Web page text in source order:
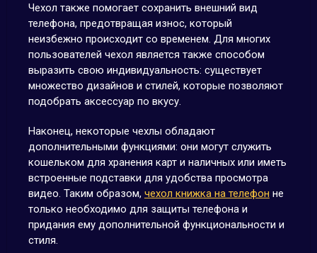
Чехол также помогает сохранить внешний вид
телефона, предотвращая износ, который
неизбежно происходит со временем. Для многих
пользователей чехол является также способом
выразить свою индивидуальность: существует
множество дизайнов и стилей, которые позволяют
подобрать аксессуар по вкусу.
Наконец, некоторые чехлы обладают
дополнительными функциями: они могут служить
кошельком для хранения карт и наличных или иметь
встроенные подставки для удобства просмотра
видео. Таким образом, чехол книжка на телефон не
только необходимо для защиты телефона и
придания ему дополнительной функциональности и
стиля.